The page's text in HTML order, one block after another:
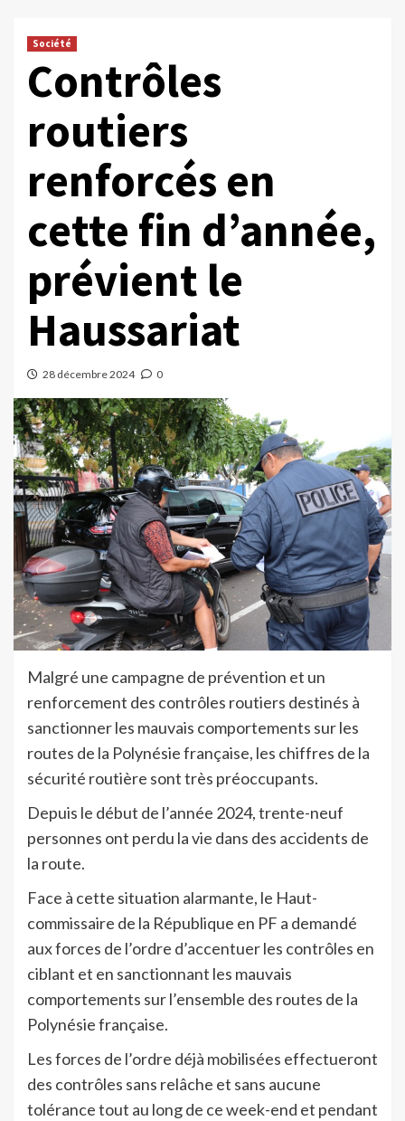
Société
Contrôles
routiers
renforcés en
cette fin d’année,
prévient le
Haussariat
28 décembre 2024 0
Malgré une campagne de prévention et un
renforcement des contrôles routiers destinés à
sanctionner les mauvais comportements sur les
routes de la Polynésie française, les chiffres de la
sécurité routière sont très préoccupants.
Depuis le début de l’année 2024, trente-neuf
personnes ont perdu la vie dans des accidents de
la route.
Face à cette situation alarmante, le Haut-
commissaire de la République en PF a demandé
aux forces de l’ordre d’accentuer les contrôles en
ciblant et en sanctionnant les mauvais
comportements sur l’ensemble des routes de la
Polynésie française.
Les forces de l’ordre déjà mobilisées effectueront
des contrôles sans relâche et sans aucune
tolérance tout au long de ce week-end et pendant